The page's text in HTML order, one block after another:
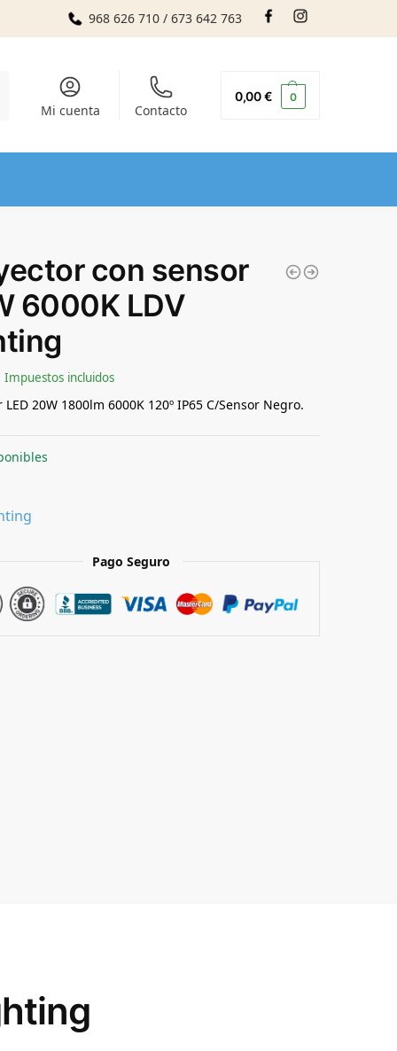
968 626 710 / 673 642 763
Mi cuenta Contacto
0,00€ 0
con sensor
6000K LDV
Impuestos incluidos
LED 20W 1800lm 6000K 120º IP65 C/Sensor Negro.
Pago Seguro